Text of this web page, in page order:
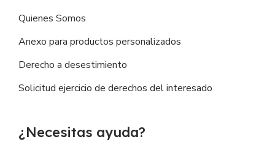
Quienes Somos
Anexo para productos personalizados
Derecho a desestimiento
Solicitud ejercicio de derechos del interesado
¿Necesitas ayuda?